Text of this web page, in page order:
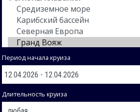
Период начала круиза
Длительность круиза